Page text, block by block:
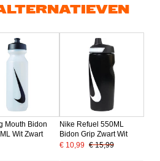
Mouth Bidon
Wit Zwart
Nike Refuel 550ML
Bidon Grip Zwart Wit
€ 10,99 € 15,99